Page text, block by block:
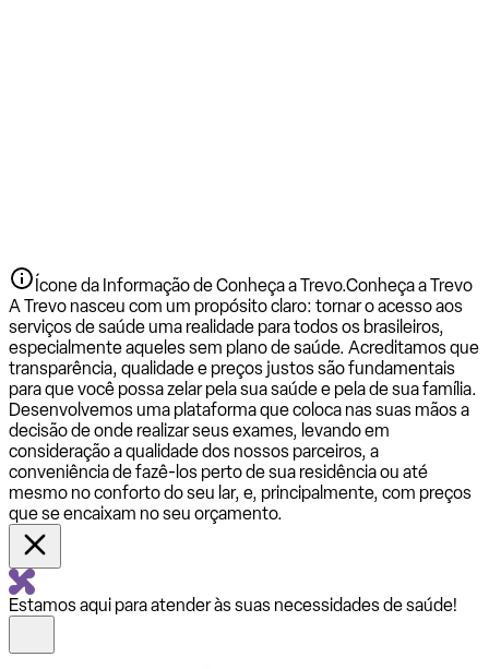
Ícone da Informação de Conheça a Trevo.Conheça a Trevo
A Trevo nasceu com um propósito claro: tornar o acesso aos
serviços de saúde uma realidade para todos os brasileiros,
especialmente aqueles sem plano de saúde. Acreditamos que
transparência, qualidade e preços justos são fundamentais
para que você possa zelar pela sua saúde e pela de sua família.
Desenvolvemos uma plataforma que coloca nas suas mãos a
decisão de onde realizar seus exames, levando em
consideração a qualidade dos nossos parceiros, a
conveniência de fazê-los perto de sua residência ou até
mesmo no conforto do seu lar, e, principalmente, com preços
que se encaixam no seu orçamento.
Estamos aqui para atender às suas necessidades de saúde!